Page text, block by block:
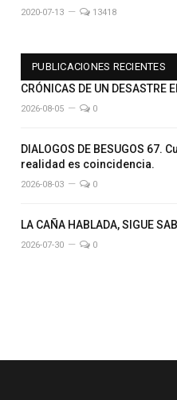
2020-07-13 13418
PUBLICACIONES RECIENTES
CRÓNICAS DE UN DESASTRE
2026-08-05 0
DIALOGOS DE BESUGOS
realidad es coincidencia.
2026-08-03 0
LA CAÑA HABLADA, SIGUE
2026-07-30 0